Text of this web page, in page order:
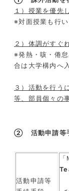
１）授業を優先
※対面授業も行
２）体調がすぐ
※発熱・咳・倦
合は大学構内へ
３）活動を行う
等、部員個々の
② 活動申請等
活動申請等